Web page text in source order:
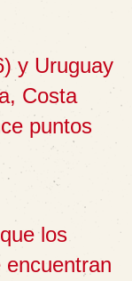
y Uruguay
Costa
puntos
los